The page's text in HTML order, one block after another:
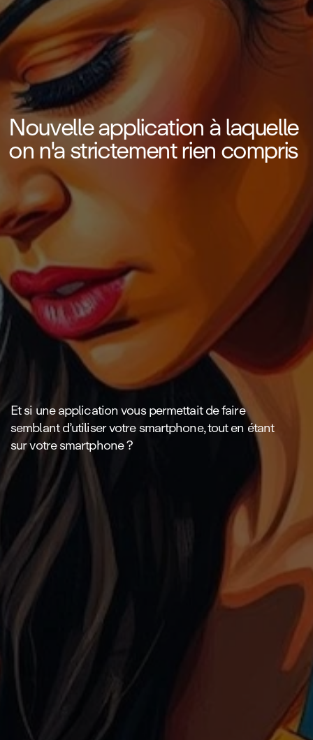
Nouvelle application à laquelle
on n'a strictement rien compris
Et si une application vous permettait de faire
semblant d’utiliser votre smartphone, tout en étant
sur votre smartphone ?